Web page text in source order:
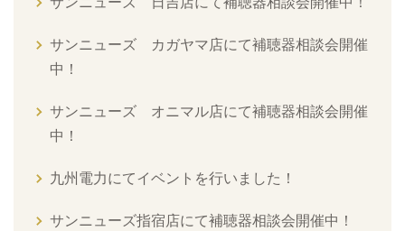
サンニューズ カガヤマ店にて補聴器相談会開催
中！
サンニューズ オニマル店にて補聴器相談会開催
中！
九州電力にてイベントを行いました！
サンニューズ指宿店にて補聴器相談会開催中！